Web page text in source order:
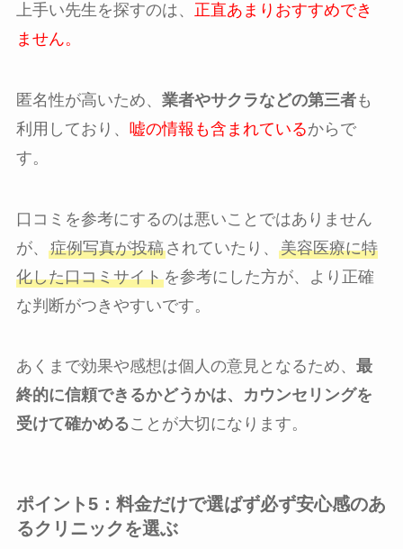
上手い先生を探すのは、 正直あまりおすすめでき
ません。
匿名性が高いため、 業者やサクラなどの第三者も
利用しており、 嘘の情報も含まれているからで
す。
口コミを参考にするのは悪いことではありません
が、 症例写真が投稿されていたり、 美容医療に特
化した口コミサイトを参考にした方が、より正確
な判断がつきやすいです。
あくまで効果や感想は個人の意見となるため、 最
終的に信頼できるかどうかは、カウンセリングを
受けて確かめることが大切になります。
ポイント5：料金だけで選ばず必ず安心感のあ
るクリニックを選ぶ